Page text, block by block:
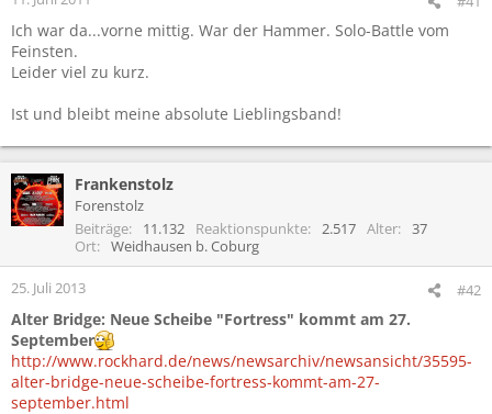
Ich war da...vorne mittig. War der Hammer. Solo-Battle vom
Feinsten.
Leider viel zu kurz.
Ist und bleibt meine absolute Lieblingsband!
Frankenstolz
Forenstolz
Beiträge
11.132 Reaktionspunkte 2.517 Alter
37
Ort
Weidhausen b. Coburg
25. Juli 2013 #42
Alter Bridge: Neue Scheibe "Fortress" kommt am 27.
September
http://www.rockhard.de/news/newsarchiv/newsansicht/35595-
alter-bridge-neue-scheibe-fortress-kommt-am-27-
september.html